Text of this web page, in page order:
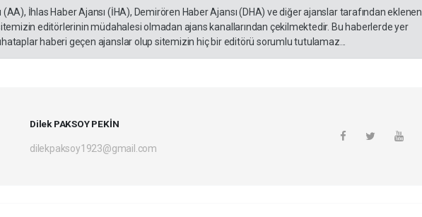
(AA), İhlas Haber Ajansı (İHA), Demirören Haber Ajansı (DHA) ve diğer ajanslar tarafından eklenen
editörlerinin müdahalesi olmadan ajans kanallarından çekilmektedir. Bu haberlerde yer
haberi geçen ajanslar olup sitemizin hiç bir editörü sorumlu tutulamaz...
Dilek PAKSOY PEKİN
dilekpaksoy1923@gmail.com